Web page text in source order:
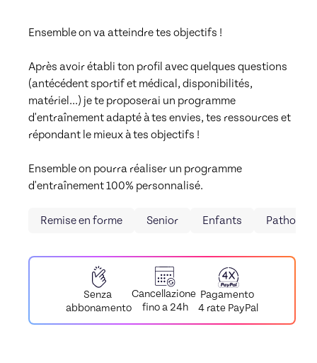
Ensemble on va atteindre tes objectifs !
Après avoir établi ton profil avec quelques questions
(antécédent sportif et médical, disponibilités,
matériel...) je te proposerai un programme
d'entraînement adapté à tes envies, tes ressources et
répondant le mieux à tes objectifs !
Ensemble on pourra réaliser un programme
d'entraînement 100% personnalisé.
Remise en forme Senior Enfants
Senza
abbonamento
Cancellazione
fino a 24h
Pagamento
4 rate PayPal